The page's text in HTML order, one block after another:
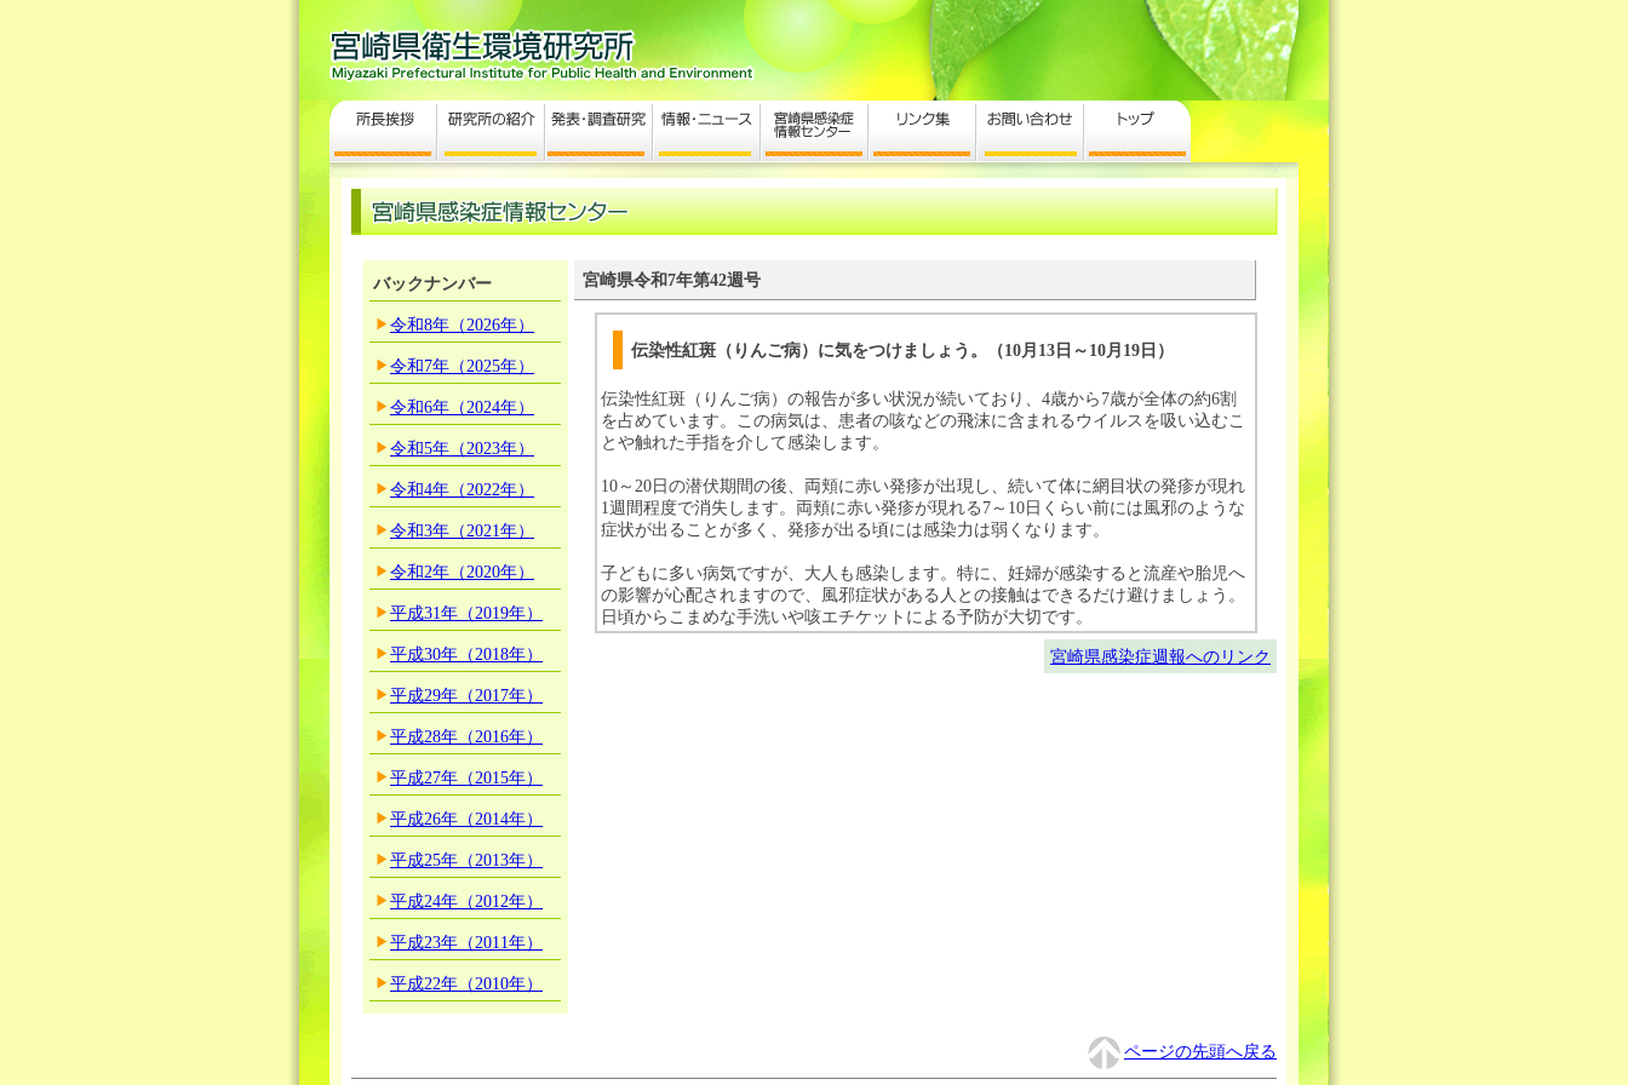
バックナンバー
令和8年（2026年）
令和7年（2025年）
令和6年（2024年）
令和5年（2023年）
令和4年（2022年）
令和3年（2021年）
令和2年（2020年）
平成31年（2019年）
平成30年（2018年）
平成29年（2017年）
平成28年（2016年）
平成27年（2015年）
平成26年（2014年）
平成25年（2013年）
平成24年（2012年）
平成23年（2011年）
平成22年（2010年）
宮崎県令和7年第42週号
伝染性紅斑（りんご病）に気をつけましょう。（10月13日～10月19日）
伝染性紅斑（りんご病）の報告が多い状況が続いており、4歳から7歳が全体の約6割
を占めています。この病気は、患者の咳などの飛沫に含まれるウイルスを吸い込むこ
とや触れた手指を介して感染します。
10～20日の潜伏期間の後、両頬に赤い発疹が出現し、続いて体に網目状の発疹が現れ
1週間程度で消失します。両頬に赤い発疹が現れる7～10日くらい前には風邪のような
症状が出ることが多く、発疹が出る頃には感染力は弱くなります。
子どもに多い病気ですが、大人も感染します。特に、妊婦が感染すると流産や胎児へ
の影響が心配されますので、風邪症状がある人との接触はできるだけ避けましょう。
日頃からこまめな手洗いや咳エチケットによる予防が大切です。
宮崎県感染症週報へのリンク
ページの先頭へ戻る